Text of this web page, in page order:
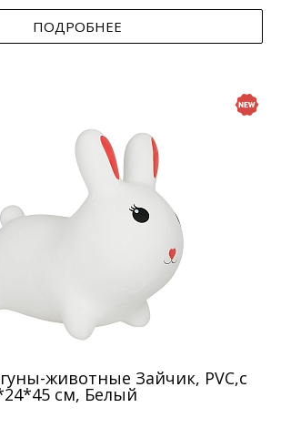
ПОДРОБНЕЕ
животные Зайчик, PVC,с
см, Белый